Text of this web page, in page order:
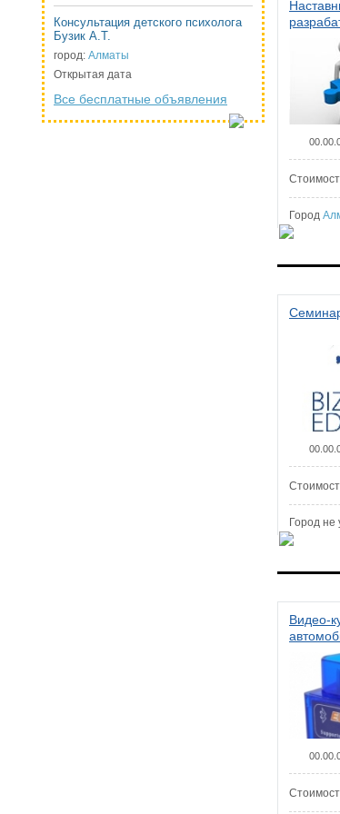
Консультация детского психолога
Бузик А.Т.
город: Алматы
Открытая дата
Все бесплатные объявления
Город
Город не
Видео-